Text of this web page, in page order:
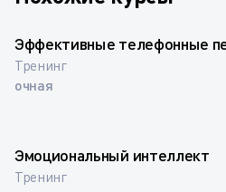
Эффективные телефонные
Тренинг
очная
Эмоциональный интеллект
Тренинг